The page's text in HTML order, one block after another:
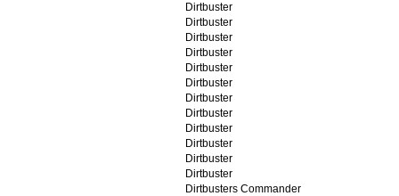
Dirtbuster
Dirtbuster
Dirtbuster
Dirtbuster
Dirtbuster
Dirtbuster
Dirtbuster
Dirtbuster
Dirtbuster
Dirtbuster
Dirtbuster
Dirtbuster
Dirtbusters Commander